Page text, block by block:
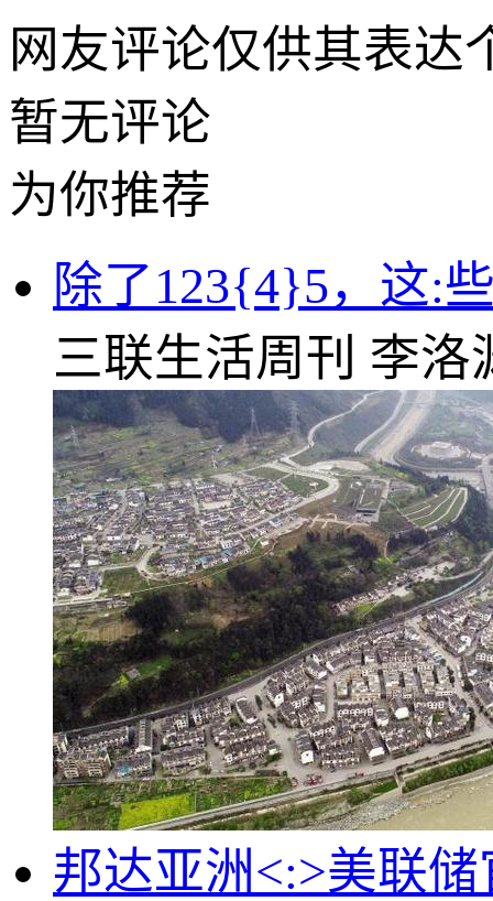
网友评论仅供其表达
暂无评论
为你推荐
除了123{4}5，这:
三联生活周刊 李洛
邦达亚洲<:>美联